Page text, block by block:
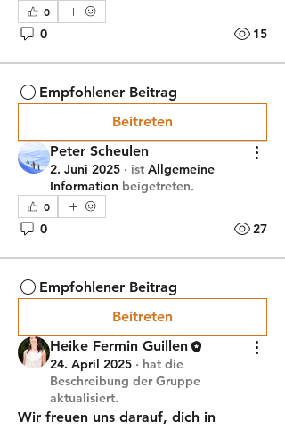
0
0 15
Empfohlener Beitrag
Beitreten
Peter Scheulen
2. Juni 2025 · ist Allgemeine
Information beigetreten.
0
0 27
Empfohlener Beitrag
Beitreten
Heike Fermin Guillen
24. April 2025 · hat die
Beschreibung der Gruppe
aktualisiert.
Wir freuen uns darauf, dich in